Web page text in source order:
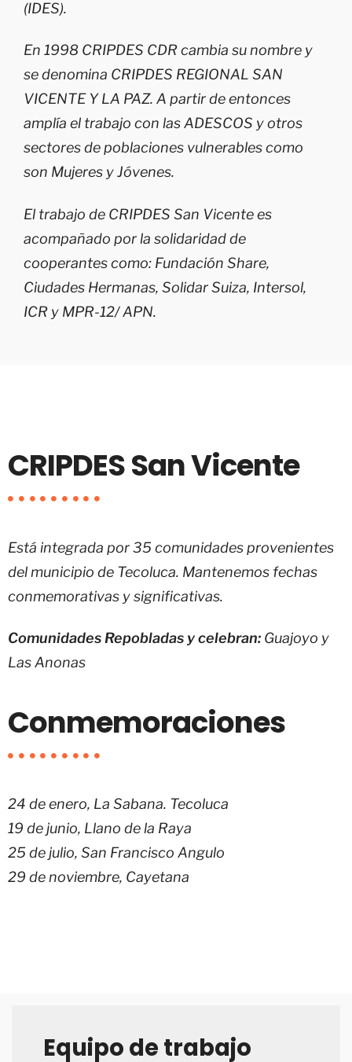
(IDES).
En 1998 CRIPDES CDR cambia su nombre y
se denomina CRIPDES REGIONAL SAN
VICENTE Y LA PAZ. A partir de entonces
amplía el trabajo con las ADESCOS y otros
sectores de poblaciones vulnerables como
son Mujeres y Jóvenes.
El trabajo de CRIPDES San Vicente es
acompañado por la solidaridad de
cooperantes como: Fundación Share,
Ciudades Hermanas, Solidar Suiza, Intersol,
ICR y MPR-12/ APN.
CRIPDES San Vicente
Está integrada por 35 comunidades provenientes
del municipio de Tecoluca. Mantenemos fechas
conmemorativas y significativas.
Comunidades Repobladas y celebran: Guajoyo y
Las Anonas
Conmemoraciones
24 de enero, La Sabana. Tecoluca
19 de junio, Llano de la Raya
25 de julio, San Francisco Angulo
29 de noviembre, Cayetana
Equipo de trabajo